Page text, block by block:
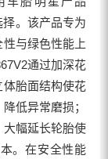
。该产品专为
与绿色性能上
通过加深花
胎面结构使花
低异常磨损；
幅延长轮胎使
。在安全性能